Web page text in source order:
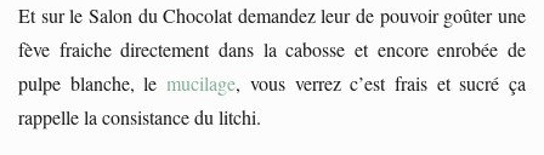
Et sur le Salon du Chocolat demandez leur de pouvoir goûter une
fève fraiche directement dans la cabosse et encore enrobée de
pulpe blanche, lemucilage, vous verrez c’est frais et sucré ça
rappelle la consistance du litchi.